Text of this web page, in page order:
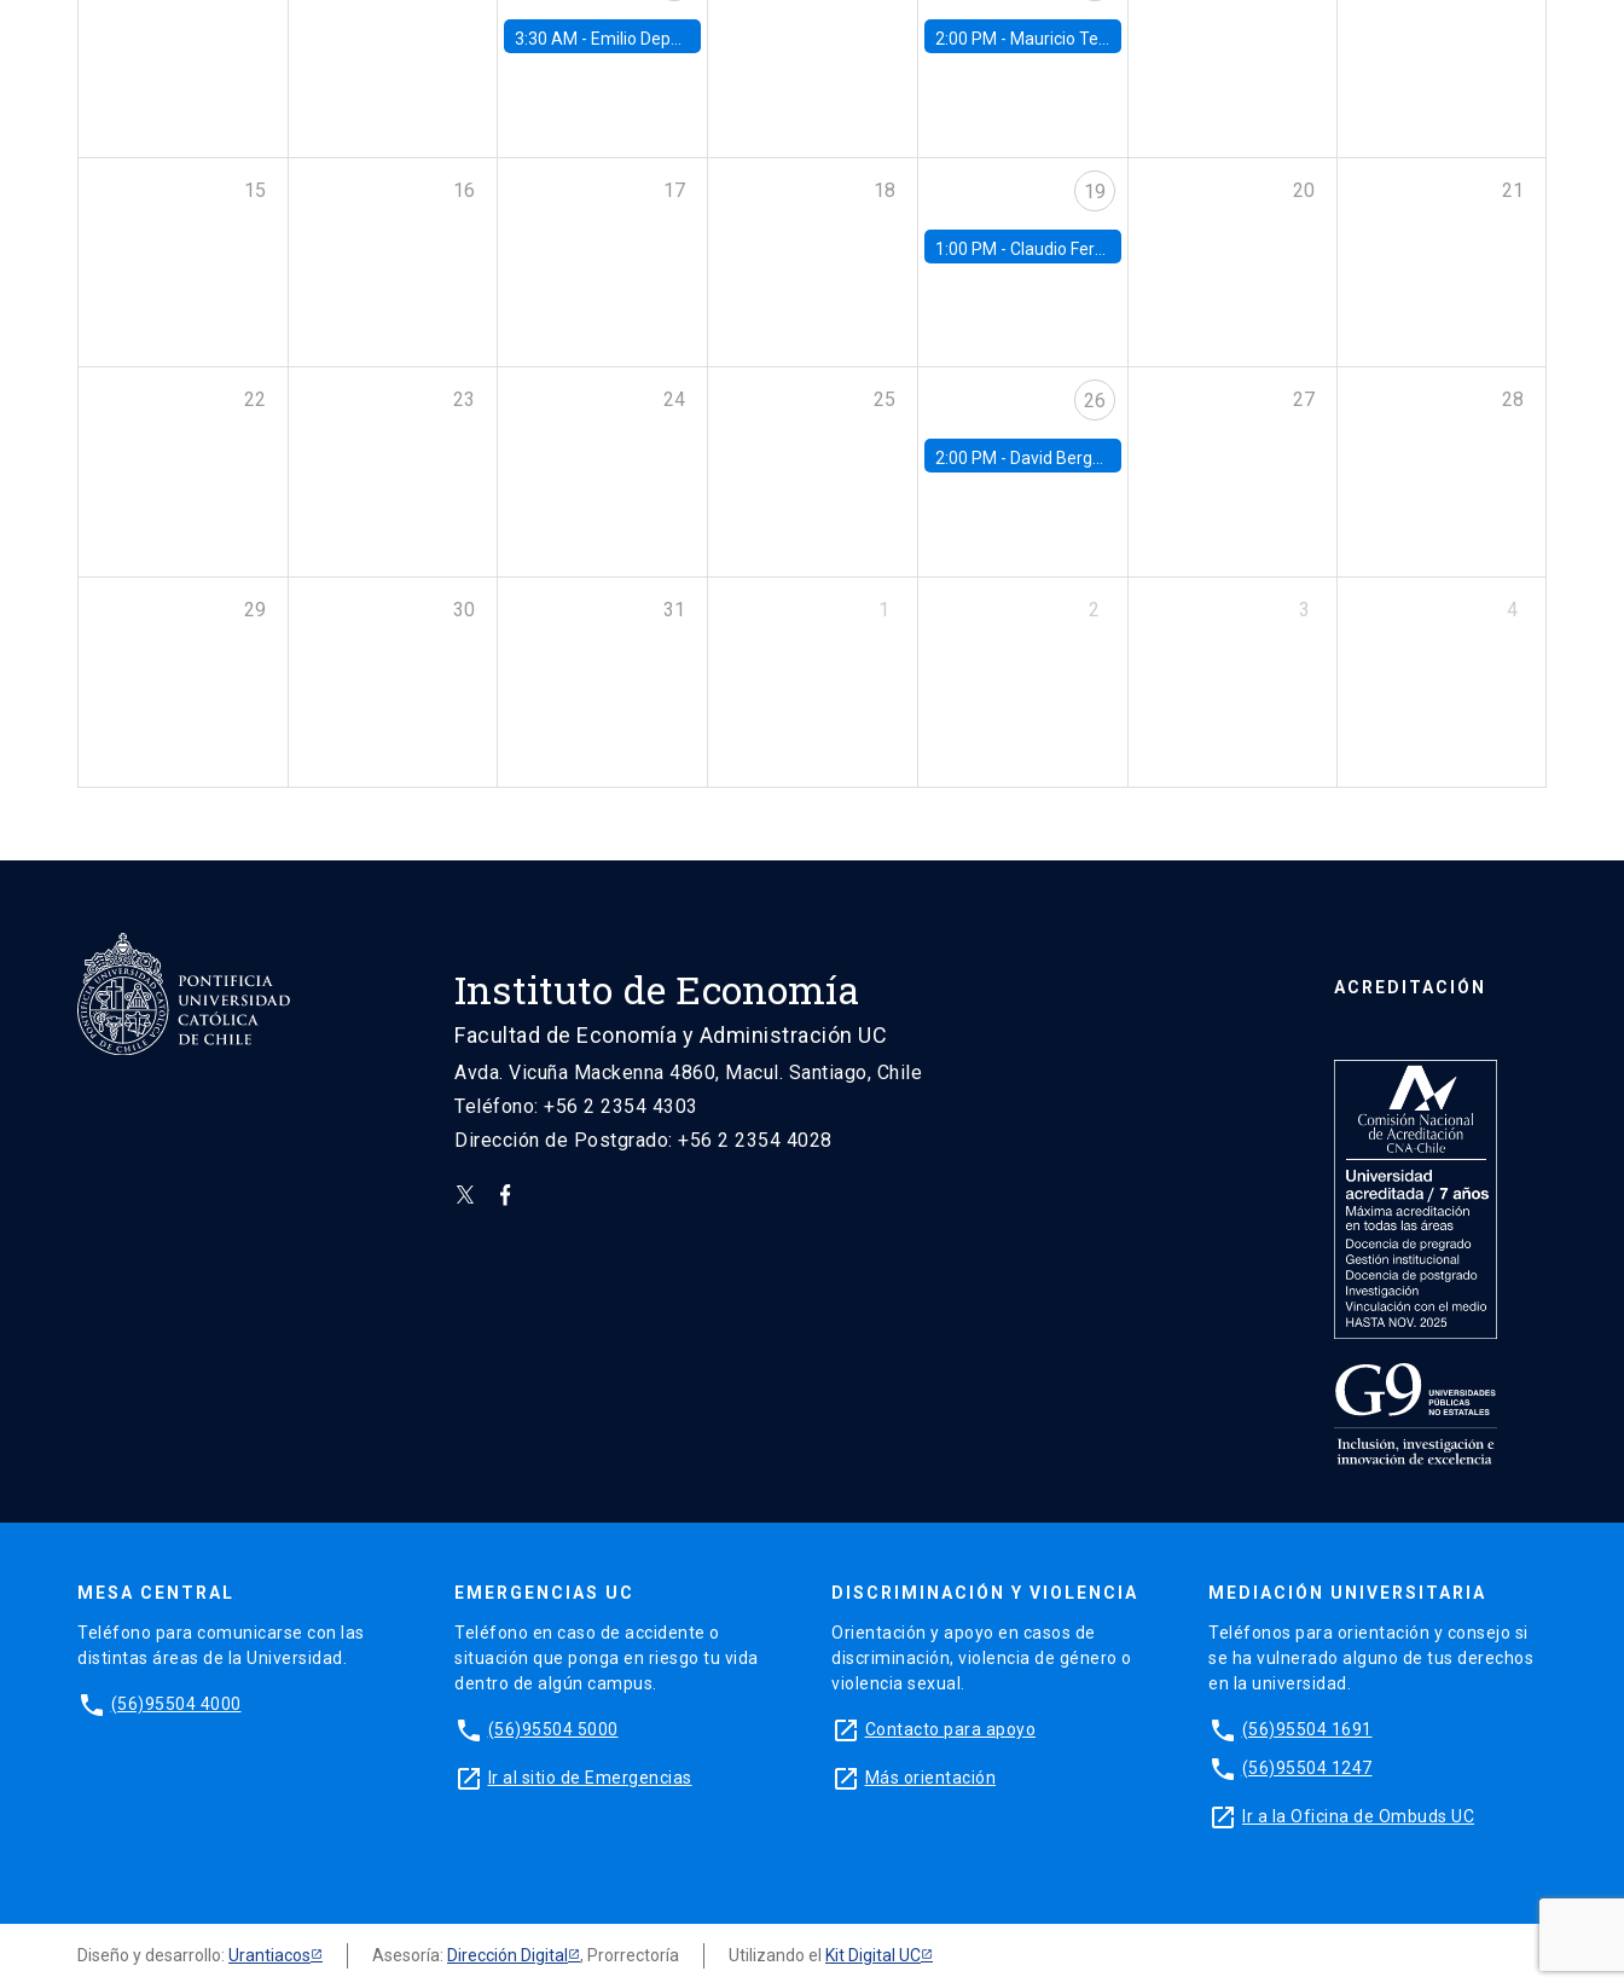
3:30 AM - Emilio Depetris-Chauvín, Universidad Católica 2:00 PM - Mauricio Tejada, UDP
15 16 17 18 19
1:00 PM - Claudio Ferraz, British Columbia
20 21
22 23 24 25 26
2:00 PM - David Berger, Duke
27 28
29 30 31 1 2 3 4
Instituto de Economía
Facultad de Economía y Administración UC
Avda. Vicuña Mackenna 4860, Macul. Santiago, Chile
Teléfono: +56 2 2354 4303
Dirección de Postgrado: +56 2 2354 4028
ACREDITACIÓN
MESA CENTRAL
Teléfono para comunicarse con las
distintas áreas de la Universidad.
phone (56)95504 4000
EMERGENCIAS UC
Teléfono en caso de accidente o
situación que ponga en riesgo tu vida
dentro de algún campus.
phone (56)95504 5000
launch Ir al sitio de Emergencias
DISCRIMINACIÓN Y VIOLENCIA
Orientación y apoyo en casos de
discriminación, violencia de género o
violencia sexual.
launch Contacto para apoyo
launch Más orientación
MEDIACIÓN UNIVERSITARIA
Teléfonos para orientación y consejo si
se ha vulnerado alguno de tus derechos
en la universidad.
phone (56)95504 1691
phone (56)95504 1247
launch Ir a la Oficina de Ombuds UC
Diseño y desarrollo: Urantiacos Asesoría: Dirección Digital , Prorrectoría Utilizando el Kit Digital UC